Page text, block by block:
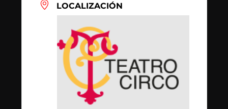
LOCALIZACIÓN